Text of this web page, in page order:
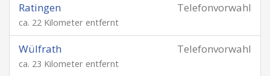
Telefonvorwahl
Ratingen
ca. 22 Kilometer entfernt
Telefonvorwahl
Wülfrath
ca. 23 Kilometer entfernt